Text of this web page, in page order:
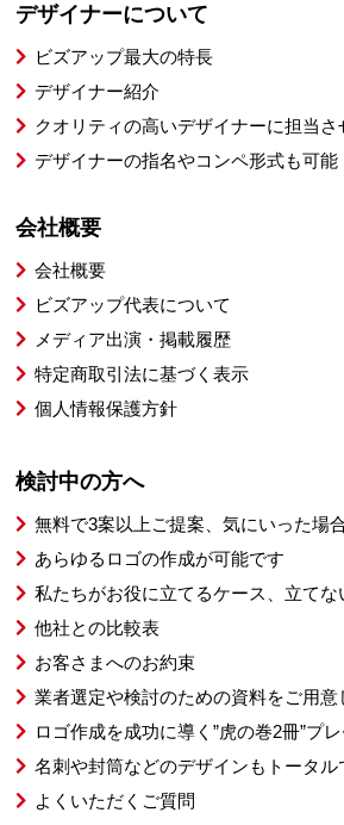
デザイナーについて
ビズアップ最大の特長
デザイナー紹介
クオリティの高いデザイナーに担当さ
デザイナーの指名やコンペ形式も可能
会社概要
会社概要
ビズアップ代表について
メディア出演・掲載履歴
特定商取引法に基づく表示
個人情報保護方針
検討中の方へ
無料で3案以上ご提案、気にいった場
あらゆるロゴの作成が可能です
私たちがお役に立てるケース、立てな
他社との比較表
お客さまへのお約束
業者選定や検討のための資料をご用意
ロゴ作成を成功に導く”虎の巻2冊”プ
名刺や封筒などのデザインもトータル
よくいただくご質問